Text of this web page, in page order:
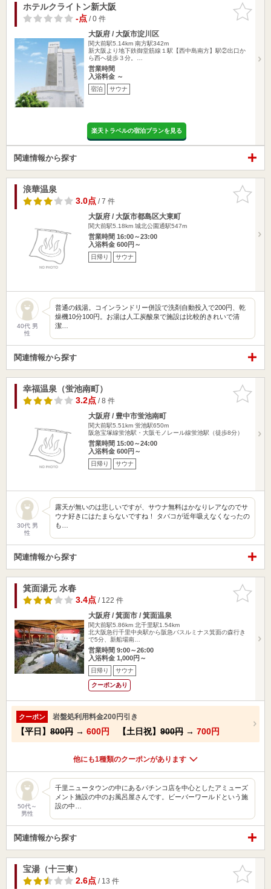
お気に入
りに追加
ホテルクライトン新大阪
-点/ 0 件
大阪府 / 大阪市淀川区
関大前駅5.14km 南方駅342m
新大阪より地下鉄御堂筋線１駅【西中島南方】駅②出口か
ら西へ徒歩３分。…
営業時間
入浴料金 ～
宿泊 サウナ
楽天トラベルの宿泊プランを見る
関連情報から探す
お気に入
りに追加
浪華温泉
3.0点/ 7 件
大阪府 / 大阪市都島区大東町
関大前駅5.18km 城北公園通駅547m
営業時間 16:00～23:00
入浴料金 600円～
日帰り サウナ
40代 男
性
普通の銭湯。コインランドリー併設で洗剤自動投入で200円、乾
燥機10分100円。お湯は人工炭酸泉で施設は比較的きれいで清
潔…
関連情報から探す
お気に入
りに追加
幸福温泉（蛍池南町）
3.2点/ 8 件
大阪府 / 豊中市蛍池南町
関大前駅5.51km 蛍池駅650m
阪急宝塚線蛍池駅・大阪モノレール線蛍池駅（徒歩8分）
営業時間 15:00～24:00
入浴料金 600円～
日帰り サウナ
30代 男
性
露天が無いのは悲しいですが、サウナ無料はかなりレアなのでサ
ウナ好きにはたまらないですね！ タバコが近年吸えなくなったの
も…
関連情報から探す
お気に入
りに追加
箕面湯元 水春
3.4点/ 122 件
大阪府 / 箕面市 / 箕面温泉
関大前駅5.86km 北千里駅1.54km
北大阪急行千里中央駅から阪急バスルミナス箕面の森行き
で5分、新船場南…
営業時間 9:00～26:00
入浴料金 1,000円～
日帰り サウナ
クーポンあり
クーポン 岩盤処利用料金200円引き
【平日】 800円 → 600円 【土日祝】 900円 → 700円
他にも1種類のクーポンがあります
50代～
男性
千里ニュータウンの中にあるパチンコ店を中心としたアミューズ
メント施設の中のお風呂屋さんです。ビーバーワールドという施
設の中…
関連情報から探す
お気に入
りに追加
宝湯（十三東）
2.6点/ 13 件